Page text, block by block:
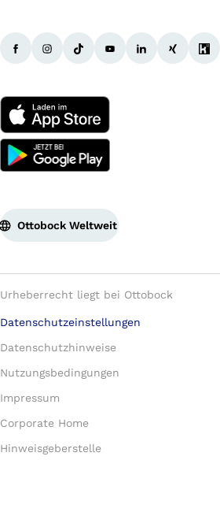
Ottobock Weltweit
Urheberrecht liegt bei Ottobock
Datenschutzeinstellungen
Datenschutzhinweise
Nutzungsbedingungen
Impressum
Corporate Home
Hinweisgeberstelle